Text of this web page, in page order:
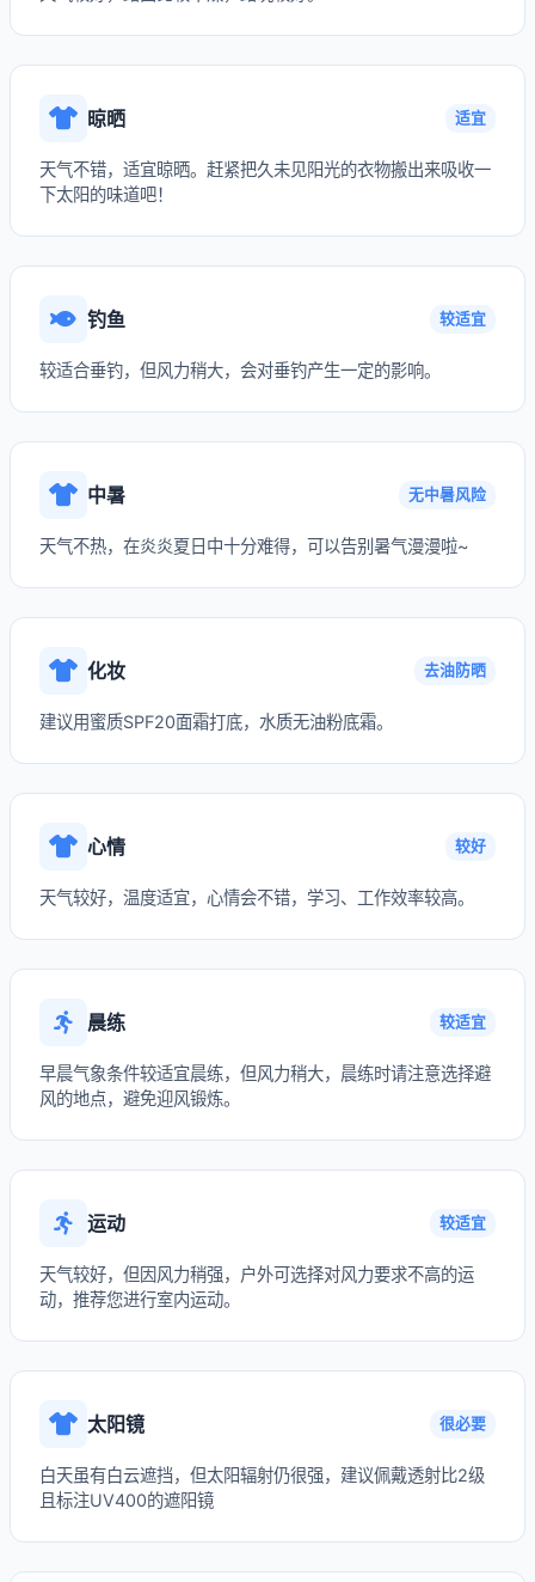
晾晒 适宜
天气不错，适宜晾晒。赶紧把久未见阳光的衣物搬出来吸收一
下太阳的味道吧！
钓鱼 较适宜
较适合垂钓，但风力稍大，会对垂钓产生一定的影响。
中暑 无中暑风险
天气不热，在炎炎夏日中十分难得，可以告别暑气漫漫啦~
化妆 去油防晒
建议用蜜质SPF20面霜打底，水质无油粉底霜。
心情 较好
天气较好，温度适宜，心情会不错，学习、工作效率较高。
晨练 较适宜
早晨气象条件较适宜晨练，但风力稍大，晨练时请注意选择避
风的地点，避免迎风锻炼。
运动 较适宜
天气较好，但因风力稍强，户外可选择对风力要求不高的运
动，推荐您进行室内运动。
太阳镜 很必要
白天虽有白云遮挡，但太阳辐射仍很强，建议佩戴透射比2级
且标注UV400的遮阳镜